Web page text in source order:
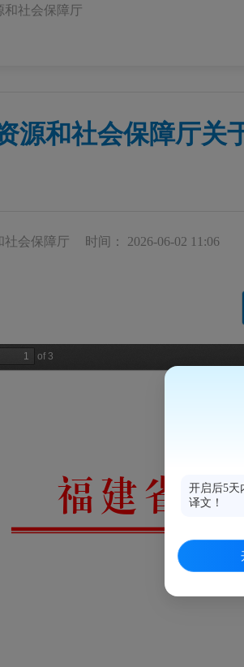
和社会保障厅
源和社会保障厅关
社会保障厅 时间： 2026-06-02 11:06
开启后5天
译文！